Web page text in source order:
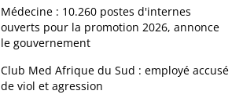
Médecine : 10.260 postes d'internes
ouverts pour la promotion 2026, annonce
le gouvernement
Club Med Afrique du Sud : employé accusé
de viol et agression